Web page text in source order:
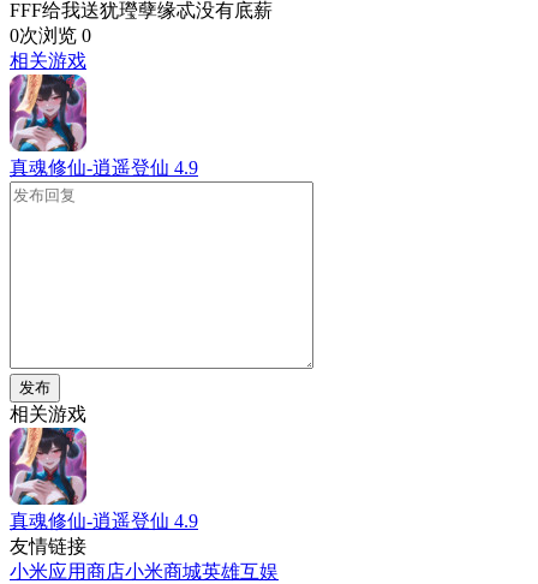
FFF给我送犹㼆孽缘忒没有底薪
0次浏览 0
相关游戏
真魂修仙-逍遥登仙 4.9
发布
相关游戏
真魂修仙-逍遥登仙 4.9
友情链接
小米应用商店小米商城英雄互娱